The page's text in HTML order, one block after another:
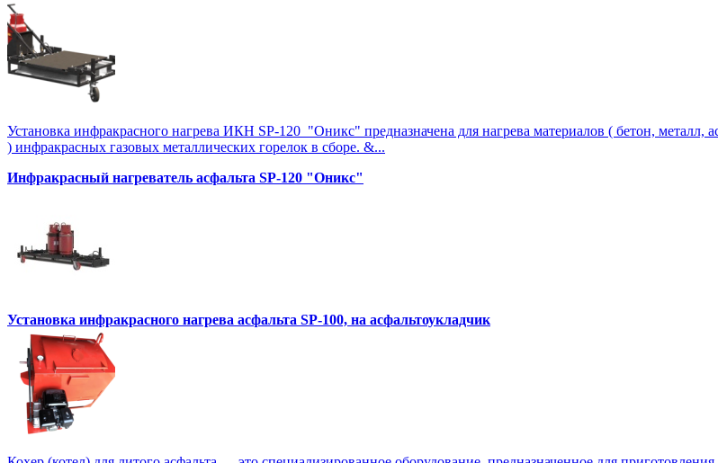
Установка инфракрасного нагрева ИКН SP-120 "Оникс" предназначена для нагрева материалов ( бетон, металл,
) инфракрасных газовых металлических горелок в сборе. &...
Инфракрасный нагреватель асфальта SP-120 "Оникс"
Установка инфракрасного нагрева асфальта SP-100, на асфальтоукладчик